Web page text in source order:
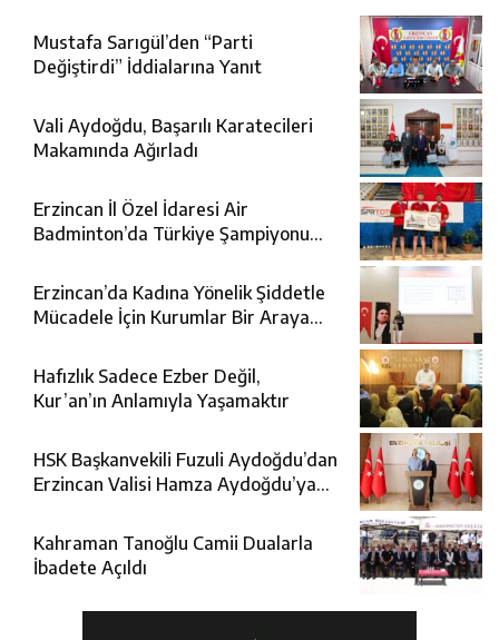
Mustafa Sarıgül’den “Parti
Değiştirdi” İddialarına Yanıt
Vali Aydoğdu, Başarılı Karatecileri
Makamında Ağırladı
Erzincan İl Özel İdaresi Air
Badminton’da Türkiye Şampiyonu
Erzincan’da Kadına Yönelik Şiddetle
Mücadele İçin Kurumlar Bir Araya
Hafızlık Sadece Ezber Değil,
Kur’an’ın Anlamıyla Yaşamaktır
HSK Başkanvekili Fuzuli Aydoğdu’dan
Erzincan Valisi Hamza Aydoğdu’ya
Kahraman Tanoğlu Camii Dualarla
İbadete Açıldı